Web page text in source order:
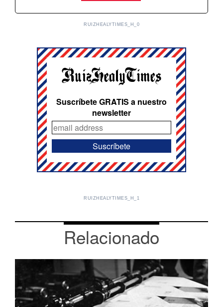
RUIZHEALYTIMES_H_0
Suscríbete GRATIS a nuestro
newsletter
RUIZHEALYTIMES_H_1
Relacionado